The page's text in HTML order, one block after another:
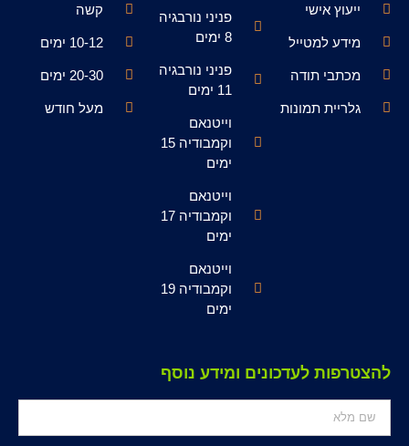
ייעוץ אישי
מידע למטייל
מכתבי תודה
גלריית תמונות
פניני נורבגיה
8 ימים
פניני נורבגיה
11 ימים
וייטנאם
וקמבודיה 15
ימים
וייטנאם
וקמבודיה 17
ימים
וייטנאם
וקמבודיה 19
ימים
קשה
10-12 ימים
20-30 ימים
מעל חודש
להצטרפות לעדכונים ומידע נוסף